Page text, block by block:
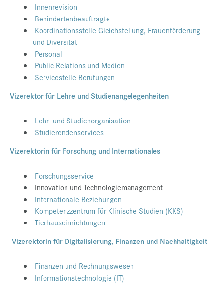
Innenrevision
Behindertenbeauftragte
Koordinationsstelle Gleichstellung, Frauenförderung
und Diversität
Personal
Public Relations und Medien
Servicestelle Berufungen
Vizerektor für Lehre und Studienangelegenheiten
Lehr- und Studienorganisation
Studierendenservices
Vizerektorin für Forschung und Internationales
Forschungsservice
Innovation und Technologiemanagement
Internationale Beziehungen
Kompetenzzentrum für Klinische Studien (KKS)
Tierhauseinrichtungen
Vizerektorin für Digitalisierung, Finanzen und Nachhaltigkeit
Finanzen und Rechnungswesen
Informationstechnologie (IT)